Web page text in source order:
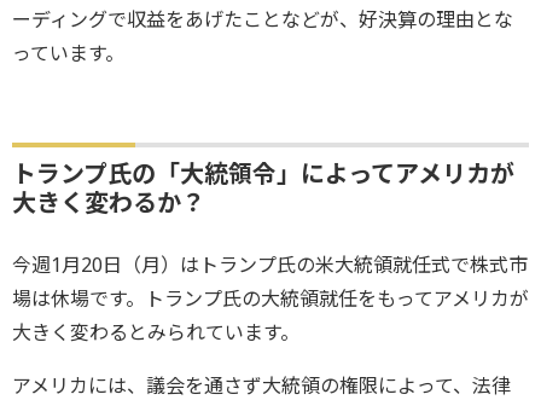
ーディングで収益をあげたことなどが、好決算の理由とな
っています。
トランプ氏の「大統領令」によってアメリカが
大きく変わるか？
今週1月20日（月）はトランプ氏の米大統領就任式で株式市
場は休場です。トランプ氏の大統領就任をもってアメリカが
大きく変わるとみられています。
アメリカには、議会を通さず大統領の権限によって、法律